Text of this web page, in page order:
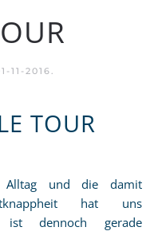
11-2016.
TOUR
und die damit
hat uns
ist dennoch gerade